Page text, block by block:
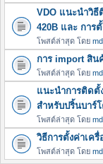
VDO แนะนำวิธี
420B และ การ
โพสต์ล่าสุด โดย
การ import สิน
โพสต์ล่าสุด โดย
แนะนำการติดตั้
สำหรับปริ้นบาร์
โพสต์ล่าสุด โดย
วิธีการตั้งค่าเค
โพสต์ล่าสุด โดย